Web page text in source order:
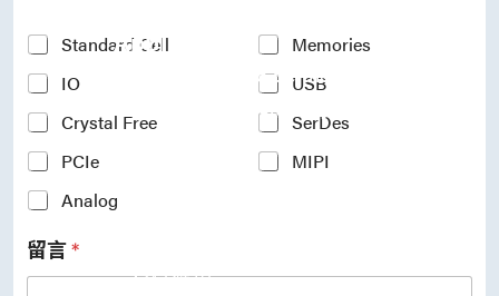
Applications
M31’s vision is to be the most
trustworthy IP company in the
semiconductor industry.
存儲應用
c
e
s
s
N
o
d
e
*
Y
o
u
r
I
n
t
e
r
e
s
t
Standard Cell
Memories
IO
USB
Crystal Free
SerDes
PCIe
MIPI
Analog
留言*